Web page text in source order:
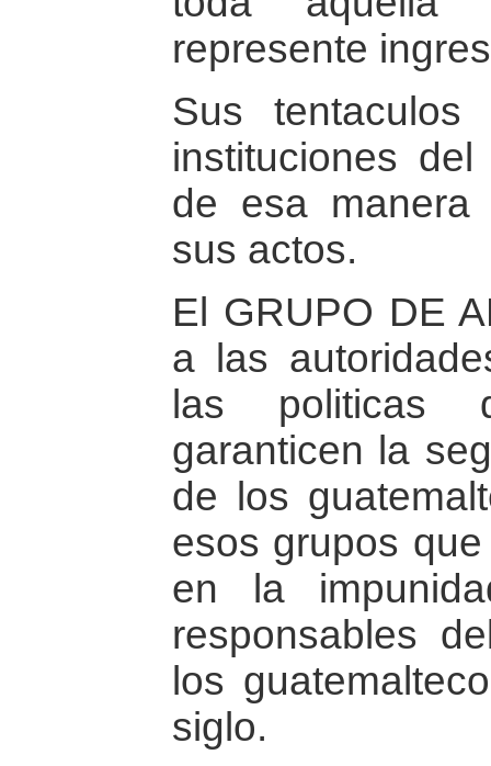
represente
Sus
instituciones
de esa
sus actos.
El GRUPO DE
a las
las poli­ticas
garanticen la
de los
esos grupos
en la
responsables
los
siglo.